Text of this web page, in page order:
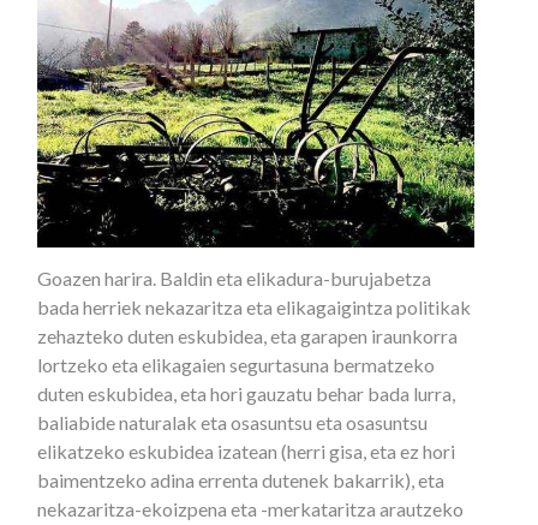
Goazen harira. Baldin eta elikadura-burujabetza
bada herriek nekazaritza eta elikagaigintza politikak
zehazteko duten eskubidea, eta garapen iraunkorra
lortzeko eta elikagaien segurtasuna bermatzeko
duten eskubidea, eta hori gauzatu behar bada lurra,
baliabide naturalak eta osasuntsu eta osasuntsu
elikatzeko eskubidea izatean (herri gisa, eta ez hori
baimentzeko adina errenta dutenek bakarrik), eta
nekazaritza-ekoizpena eta -merkataritza arautzeko